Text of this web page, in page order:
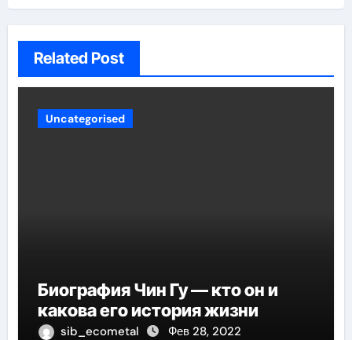
Related Post
Uncategorised
Биография Чин Гу — кто он и
какова его история жизни
sib_ecometal Фев 28, 2022